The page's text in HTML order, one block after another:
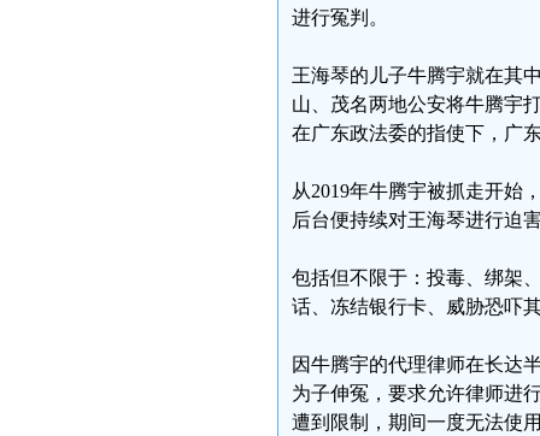
进行冤判。
王海琴的儿子牛腾宇就在其
山、茂名两地公安将牛腾宇
在广东政法委的指使下，广
从2019年牛腾宇被抓走开始
后台便持续对王海琴进行迫
包括但不限于：投毒、绑架
话、冻结银行卡、威胁恐吓
因牛腾宇的代理律师在长达
为子伸冤，要求允许律师进
遭到限制，期间一度无法使